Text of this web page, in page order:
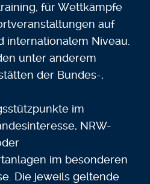
für Wettkämpfe
auf
internationalem Niveau.
unter anderem
der Bundes-,
im
NRW-
im besonderen
Die jeweils geltende